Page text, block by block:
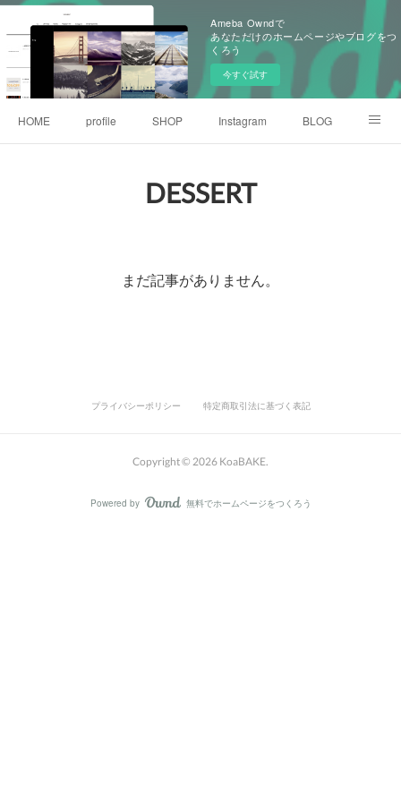
Ameba Owndで
あなただけのホームページやブログをつ
くろう
今すぐ試す
HOME profile SHOP Instagram BLOG
DESSERT
まだ記事がありません。
プライバシーポリシー 特定商取引法に基づく表記
Copyright © 2026 KoaBAKE.
Powered by AmebaOwnd
無料でホームページをつくろう